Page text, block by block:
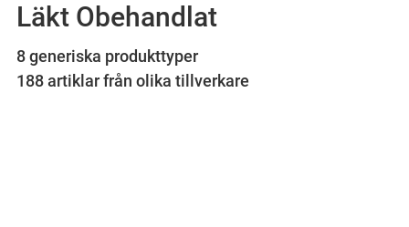
Läkt Obehandlat
8 generiska produkttyper
188 artiklar från olika tillverkare